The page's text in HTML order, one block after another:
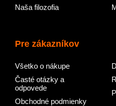
Naša filozofia
Pre zákazníkov
Všetko o nákupe
Časté otázky a
odpovede
Obchodné podmienky